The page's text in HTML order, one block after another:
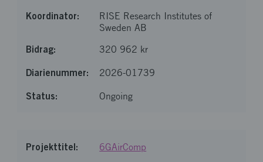
RISE Research Institutes of
Sweden AB
320 962 kr
2026-01739
Ongoing
6GAirComp